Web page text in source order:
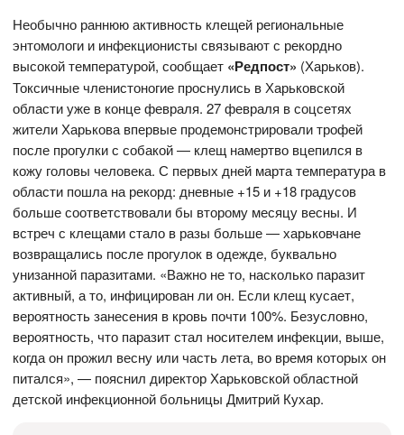
Необычно раннюю активность клещей региональные
энтомологи и инфекционисты связывают с рекордно
высокой температурой, сообщает «Редпост» (Харьков).
Токсичные членистоногие проснулись в Харьковской
области уже в конце февраля. 27 февраля в соцсетях
жители Харькова впервые продемонстрировали трофей
после прогулки с собакой — клещ намертво вцепился в
кожу головы человека. С первых дней марта температура в
области пошла на рекорд: дневные +15 и +18 градусов
больше соответствовали бы второму месяцу весны. И
встреч с клещами стало в разы больше — харьковчане
возвращались после прогулок в одежде, буквально
унизанной паразитами. «Важно не то, насколько паразит
активный, а то, инфицирован ли он. Если клещ кусает,
вероятность занесения в кровь почти 100%. Безусловно,
вероятность, что паразит стал носителем инфекции, выше,
когда он прожил весну или часть лета, во время которых он
питался», — пояснил директор Харьковской областной
детской инфекционной больницы Дмитрий Кухар.